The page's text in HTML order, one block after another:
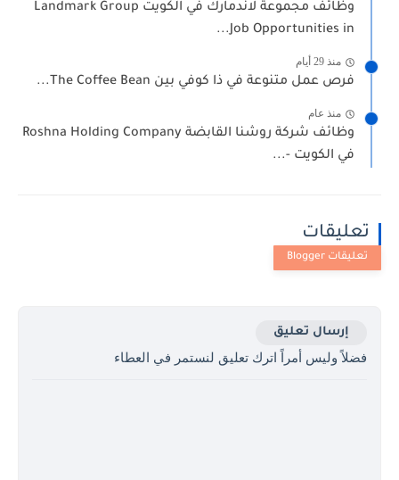
وظائف مجموعة لاندمارك في الكويت Landmark Group
Job Opportunities in...
منذ 29 أيام
فرص عمل متنوعة في ذا كوفي بين The Coffee Bean...
منذ عام
وظائف شركة روشنا القابضة Roshna Holding Company
في الكويت -...
تعليقات
إرسال تعليق
فضلاً وليس أمراً اترك تعليق لنستمر في العطاء